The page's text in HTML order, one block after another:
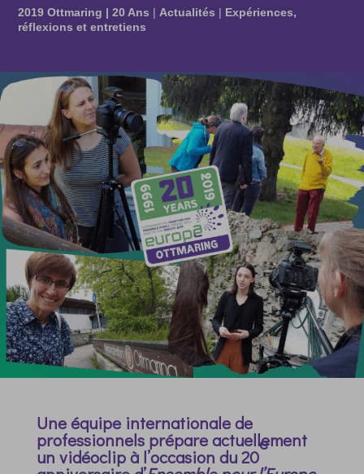
2019 Ottmaring | 20 Ans | Actualités | Expériences,
réflexions et entretiens
Une équipe internationale de
professionnels prépare actuellement
un vidéoclip à l’occasion du 20
e